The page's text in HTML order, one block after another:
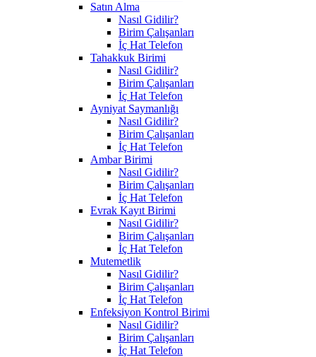
Satın Alma
Nasıl Gidilir?
Birim Çalışanları
İç Hat Telefon
Tahakkuk Birimi
Nasıl Gidilir?
Birim Çalışanları
İç Hat Telefon
Ayniyat Saymanlığı
Nasıl Gidilir?
Birim Çalışanları
İç Hat Telefon
Ambar Birimi
Nasıl Gidilir?
Birim Çalışanları
İç Hat Telefon
Evrak Kayıt Birimi
Nasıl Gidilir?
Birim Çalışanları
İç Hat Telefon
Mutemetlik
Nasıl Gidilir?
Birim Çalışanları
İç Hat Telefon
Enfeksiyon Kontrol Birimi
Nasıl Gidilir?
Birim Çalışanları
İç Hat Telefon